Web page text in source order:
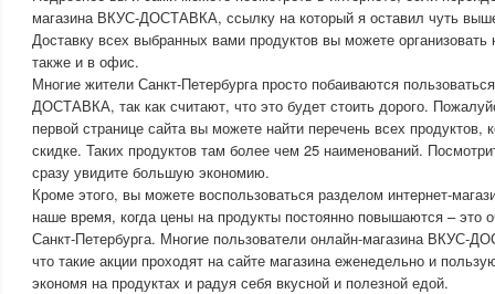
магазина ВКУС-ДОСТАВКА, ссылку на который я оставил чуть
Доставку всех выбранных вами продуктов вы можете
также и в офис.
Многие жители Санкт-Петербурга просто побаиваются
ДОСТАВКА, так как считают, что это будет стоить дорого.
первой странице сайта вы можете найти перечень всех продуктов,
скидке. Таких продуктов там более чем 25 наименований.
сразу увидите большую экономию.
Кроме этого, вы можете воспользоваться разделом интернет-
наше время, когда цены на продукты постоянно повышаются – это
Санкт-Петербурга. Многие пользователи онлайн-магазина ВКУС-
что такие акции проходят на сайте магазина еженедельно и
экономя на продуктах и радуя себя вкусной и полезной едой.